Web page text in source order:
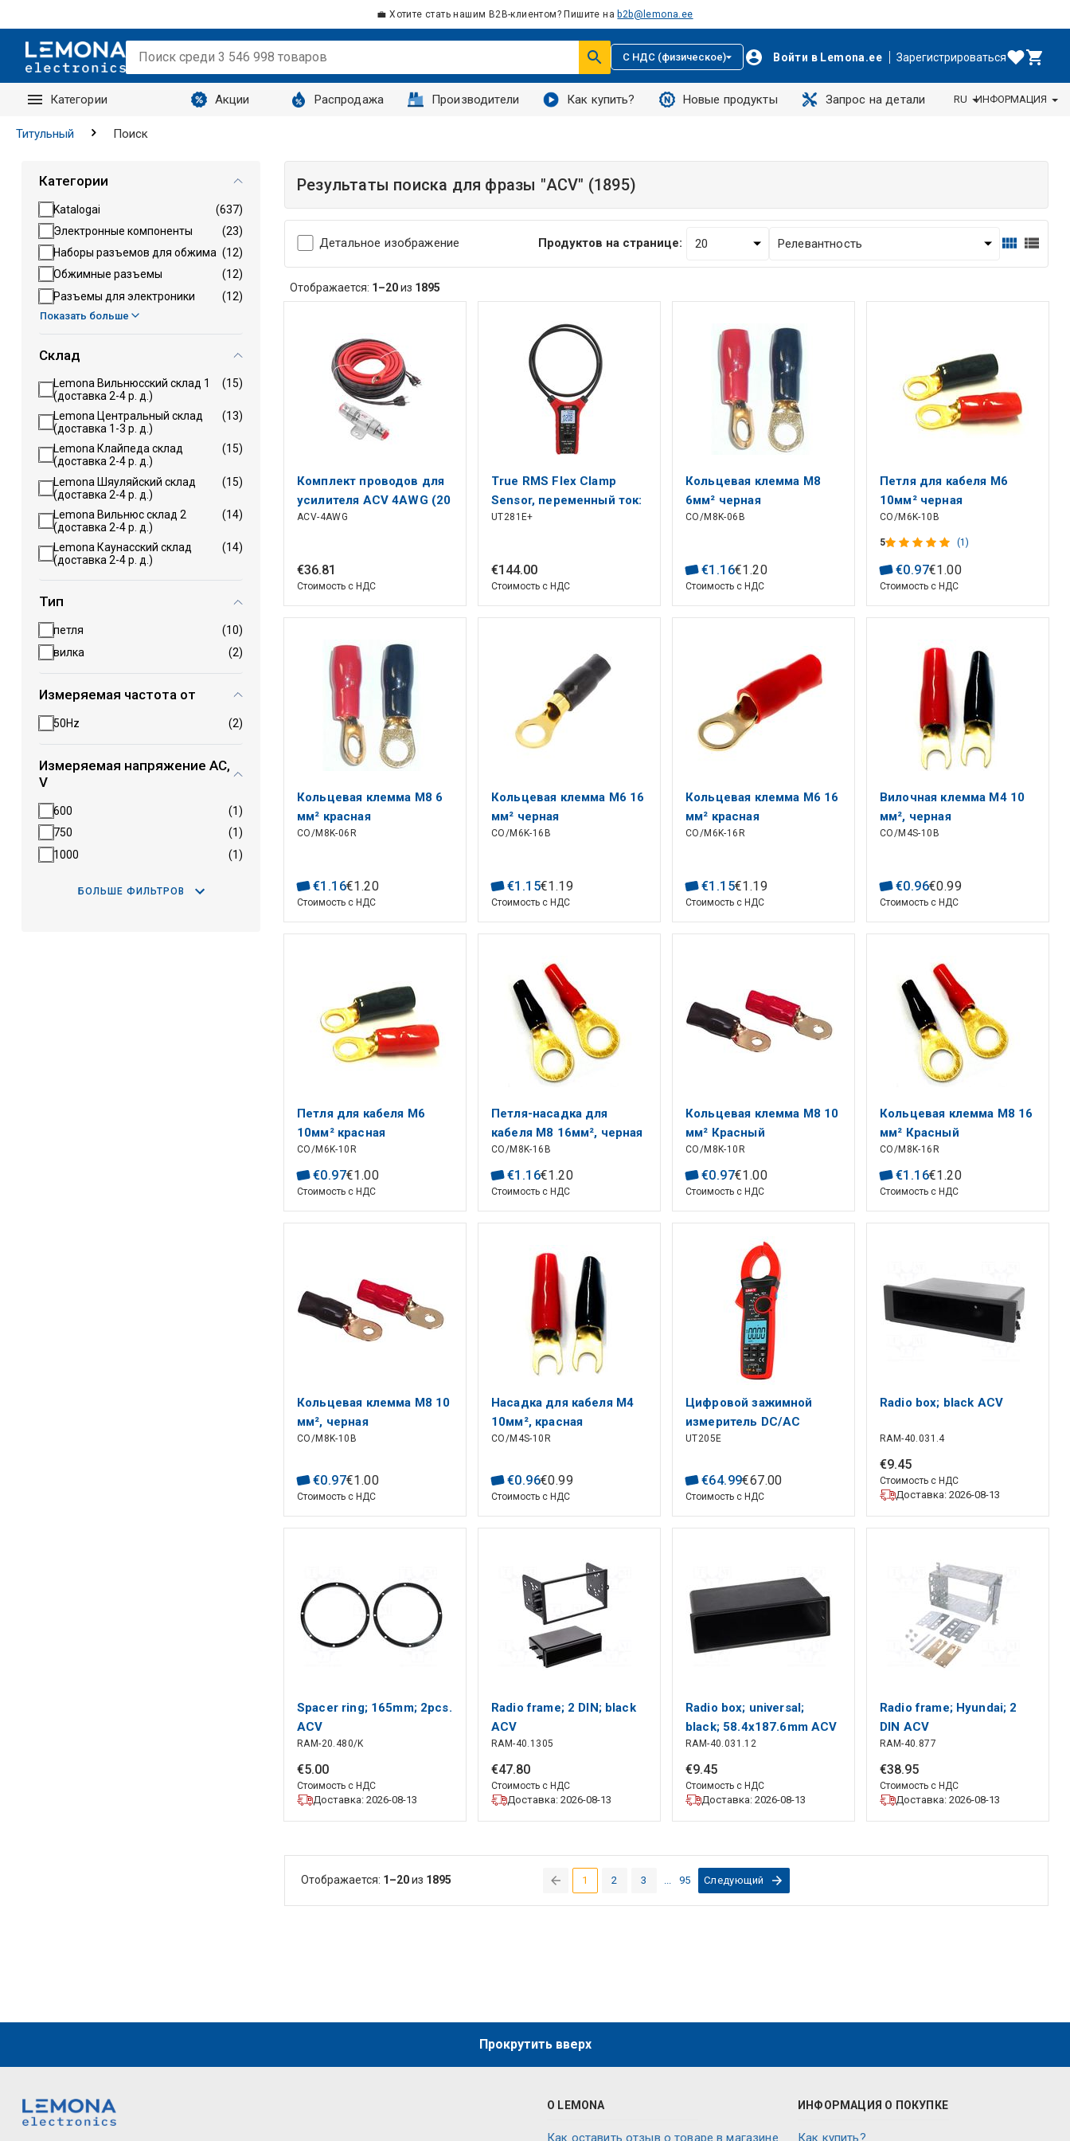
💼 Хотите стать нашим B2B-клиентом? Пишите на b2b@lemona.ee
С НДС (физическое) Войти в Lemona.ee Зарегистрироваться
Категории Акции Распродажа Производители Как купить? Новые продукты Запрос на детали
Запросы
RU ИНФОРМАЦИЯ
Титульный Поиск
Результаты поиска для фразы "ACV" (1895)
Детальное изображение Продуктов на странице:
Отображается: 1–20из 1895
Комплект проводов для
усилителя ACV 4AWG (20
мм²) ACV
ACV-4AWG
€36.81
Стоимость с НДС
True RMS Flex Clamp
Sensor, переменный ток:
10000A; ACV/DCV:1000V;
CAT? 600V , UNI-T
UT281E+
€144.00
Стоимость с НДС
Кольцевая клемма M8
6мм² черная
CO/M8K-06B
€1 .16€1 .20
Стоимость с НДС
Петля для кабеля M6
10мм² черная
CO/M6K-10B
5 (1)
€0.97€1 .00
Стоимость с НДС
Кольцевая клемма M8 6
мм² красная
CO/M8K-06R
€1 .16€1 .20
Стоимость с НДС
Кольцевая клемма M6 16
мм² черная
CO/M6K-16B
€1 .15€1 .19
Стоимость с НДС
Кольцевая клемма M6 16
мм² красная
CO/M6K-16R
€1 .15€1 .19
Стоимость с НДС
Вилочная клемма M4 10
мм², черная
CO/M4S-10B
€0.96€0.99
Стоимость с НДС
Петля для кабеля M6
10мм² красная
CO/M6K-10R
€0.97€1 .00
Стоимость с НДС
Петля-насадка для
кабеля M8 16мм², черная
CO/M8K-16B
€1 .16€1 .20
Стоимость с НДС
Кольцевая клемма M8 10
мм² Красный
CO/M8K-10R
€0.97€1 .00
Стоимость с НДС
Кольцевая клемма M8 16
мм² Красный
CO/M8K-16R
€1 .16€1 .20
Стоимость с НДС
Кольцевая клемма M8 10
мм², черная
CO/M8K-10B
€0.97€1 .00
Стоимость с НДС
Насадка для кабеля M4
10мм², красная
CO/M4S-10R
€0.96€0.99
Стоимость с НДС
Цифровой зажимной
измеритель DC/AC
1000V; AC 1000A; 60MΩ;
UT205E
€64.99€67.00
Стоимость с НДС
Radio box; black ACV
RAM-40.031.4
€9.45
Стоимость с НДС
Доставка: 2026-08-13
Spacer ring; 165mm; 2pcs.
ACV
RAM-20.480/K
€5.00
Стоимость с НДС
Доставка: 2026-08-13
Radio frame; 2 DIN; black
ACV
RAM-40.1305
€47.80
Стоимость с НДС
Доставка: 2026-08-13
Radio box; universal;
black; 58.4x187.6mm ACV
RAM-40.031.12
€9.45
Стоимость с НДС
Доставка: 2026-08-13
Radio frame; Hyundai; 2
DIN ACV
RAM-40.877
€38.95
Стоимость с НДС
Доставка: 2026-08-13
1(current)
2 3 95 Следующий
Отображается: 1–20из 1895
Категории
Katalogai
(637)
Электронные компоненты
(23)
Наборы разъемов для обжима (12)
Обжимные разъемы
(12)
Разъемы для электроники
(12)
Показать больше
Склад
Lemona Вильнюсский склад 1
(доставка 2-4 р. д.)
(15)
Lemona Центральный склад
(доставка 1-3 р. д.)
(13)
Lemona Клайпеда склад
(доставка 2-4 р. д.)
(15)
Lemona Шяуляйский склад
(доставка 2-4 р. д.)
(15)
Lemona Вильнюс склад 2
(доставка 2-4 р. д.)
(14)
Lemona Каунасский склад
(доставка 2-4 р. д.)
(14)
Тип
петля
(10)
вилка
(2)
Измеряемая частота от
50Hz (2)
Измеряемая напряжение AC,
V
600
(1)
750
(1)
1000
(1)
БОЛЬШЕ ФИЛЬТРОВ
Прокрутить вверх
О LEMONA
Как оставить отзыв о товаре в магазине
ИНФОРМАЦИЯ О ПОКУПКЕ
Как купить?